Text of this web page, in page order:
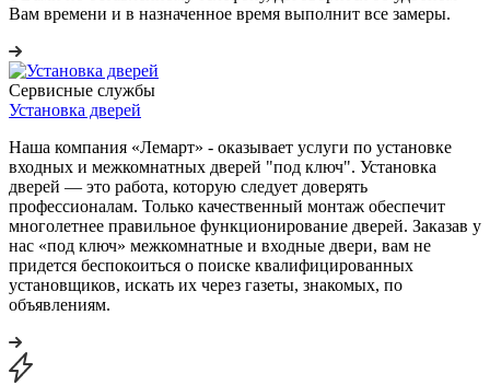
Вам времени и в назначенное время выполнит все замеры.
Сервисные службы
Установка дверей
Наша компания «Лемарт» - оказывает услуги по установке
входных и межкомнатных дверей "под ключ". Установка
дверей — это работа, которую следует доверять
профессионалам. Только качественный монтаж обеспечит
многолетнее правильное функционирование дверей. Заказав у
нас «под ключ» межкомнатные и входные двери, вам не
придется беспокоиться о поиске квалифицированных
установщиков, искать их через газеты, знакомых, по
объявлениям.